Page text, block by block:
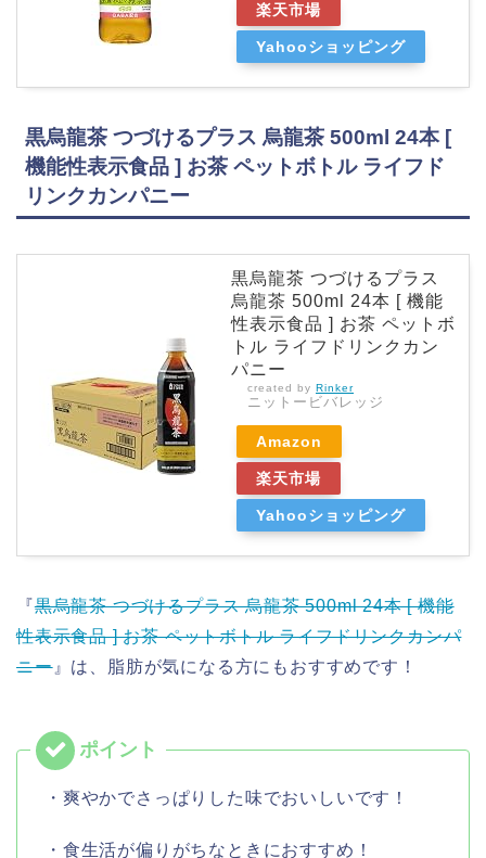
楽天市場
Yahooショッピング
黒烏龍茶 つづけるプラス 烏龍茶 500ml 24本 [
機能性表示食品 ] お茶 ペットボトル ライフド
リンクカンパニー
黒烏龍茶 つづけるプラス
烏龍茶 500ml 24本 [ 機能
性表示食品 ] お茶 ペットボ
トル ライフドリンクカン
パニー
created by Rinker
ニットービバレッジ
Amazon
楽天市場
Yahooショッピング
『黒烏龍茶 つづけるプラス 烏龍茶 500ml 24本 [ 機能
性表示食品 ] お茶 ペットボトル ライフドリンクカンパ
ニー』は、脂肪が気になる方にもおすすめです！
・爽やかでさっぱりした味でおいしいです！
・食生活が偏りがちなときにおすすめ！